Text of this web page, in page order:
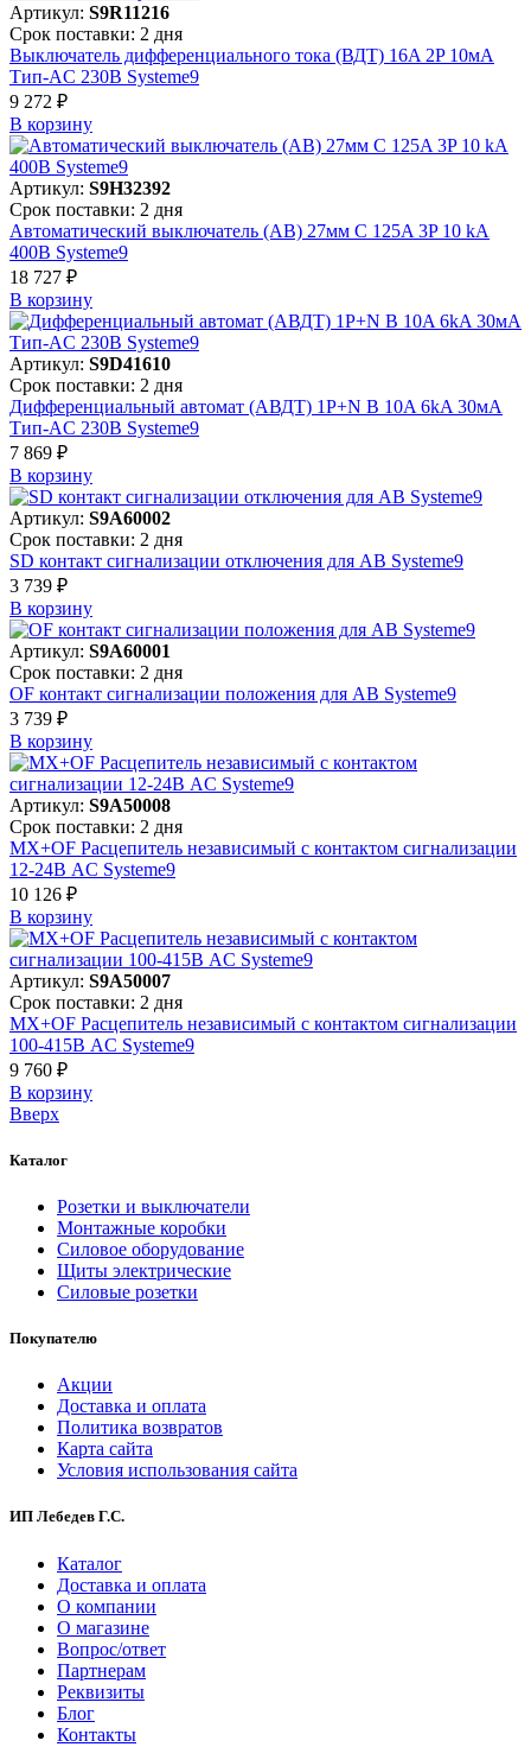
Артикул: S9R11216
Срок поставки: 2 дня
Выключатель дифференциального тока (ВДТ) 16A 2P 10мА
Тип-AC 230В Systeme9
9 272 ₽
В корзинy
Артикул: S9H32392
Срок поставки: 2 дня
Автоматический выключатель (АВ) 27мм C 125A 3P 10 kA
400В Systeme9
18 727 ₽
В корзинy
Артикул: S9D41610
Срок поставки: 2 дня
Дифференциальный автомат (АВДТ) 1P+N B 10A 6kA 30мА
Тип-AC 230В Systeme9
7 869 ₽
В корзинy
Артикул: S9A60002
Срок поставки: 2 дня
SD контакт сигнализации отключения для АВ Systeme9
3 739 ₽
В корзинy
Артикул: S9A60001
Срок поставки: 2 дня
OF контакт сигнализации положения для АВ Systeme9
3 739 ₽
В корзинy
Артикул: S9A50008
Срок поставки: 2 дня
MX+OF Расцепитель независимый с контактом сигнализации
12-24В AC Systeme9
10 126 ₽
В корзинy
Артикул: S9A50007
Срок поставки: 2 дня
MX+OF Расцепитель независимый с контактом сигнализации
100-415В AC Systeme9
9 760 ₽
В корзинy
Вверх
Каталог
Розетки и выключатели
Монтажные коробки
Силовое оборудование
Щиты электрические
Силовые розетки
Покупателю
Акции
Доставка и оплата
Политика возвратов
Карта сайта
Условия использования сайта
ИП Лебедев Г.С.
Каталог
Доставка и оплата
О компании
О магазине
Вопрос/ответ
Партнерам
Реквизиты
Блог
Контакты